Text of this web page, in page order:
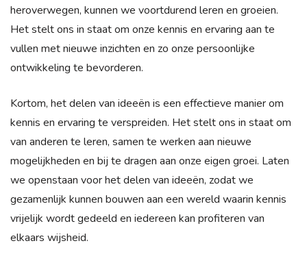
heroverwegen, kunnen we voortdurend leren en groeien.
Het stelt ons in staat om onze kennis en ervaring aan te
vullen met nieuwe inzichten en zo onze persoonlijke
ontwikkeling te bevorderen.
Kortom, het delen van ideeën is een effectieve manier om
kennis en ervaring te verspreiden. Het stelt ons in staat om
van anderen te leren, samen te werken aan nieuwe
mogelijkheden en bij te dragen aan onze eigen groei. Laten
we openstaan voor het delen van ideeën, zodat we
gezamenlijk kunnen bouwen aan een wereld waarin kennis
vrijelijk wordt gedeeld en iedereen kan profiteren van
elkaars wijsheid.